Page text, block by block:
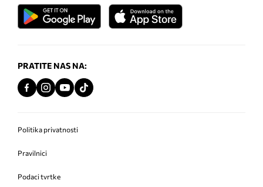
PRATITE NAS NA:
Politika privatnosti
Pravilnici
Podaci tvrtke